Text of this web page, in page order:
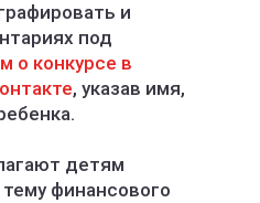
и
под
о конкурсе в
, указав имя,
детям
финансового